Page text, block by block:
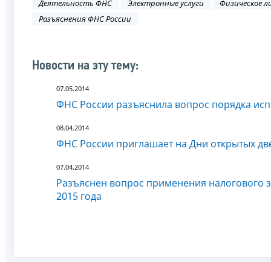
Деятельность ФНС Электронные услуги
Физическое
Разъяснения ФНС России
Новости на эту тему:
07.05.2014
ФНС России разъяснила вопрос порядка
08.04.2014
ФНС России приглашает на Дни открытых
07.04.2014
Разъяснен вопрос применения налогового
2015 года